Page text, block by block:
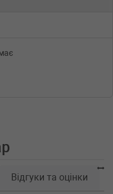
Відгуки та оцінки